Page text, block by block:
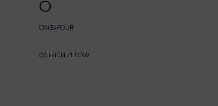
O
ONE4FOUR
OSTRICH PILLOW